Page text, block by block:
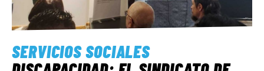
SERVICIOS SOCIALES